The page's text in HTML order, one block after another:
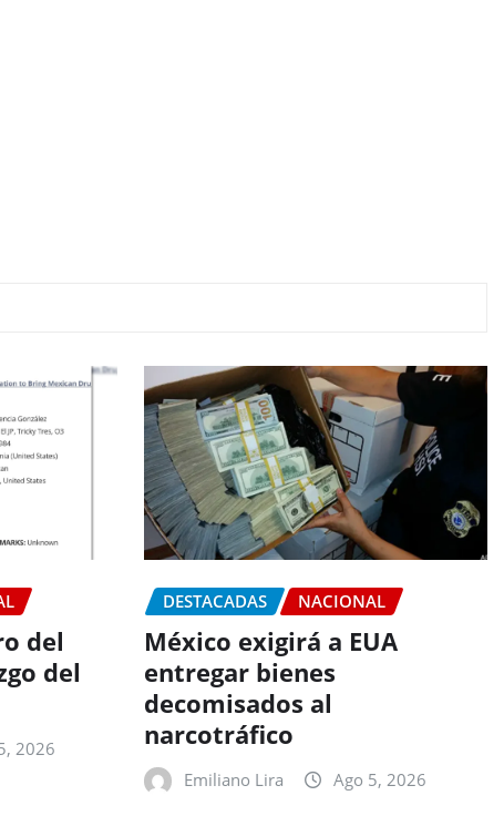
del
del
2026
DESTACADAS NACIONAL
México exigirá a EUA
entregar bienes
decomisados al
narcotráfico
Emiliano Lira Ago 5, 2026